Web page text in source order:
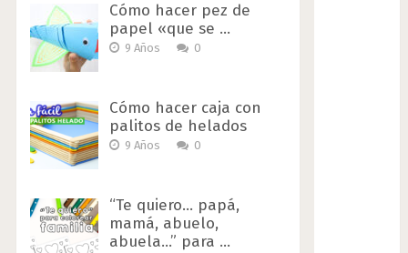
Cómo hacer pez de
papel «que se …
9 Años 0
Cómo hacer caja con
palitos de helados
9 Años 0
“Te quiero… papá,
mamá, abuelo,
abuela…” para …